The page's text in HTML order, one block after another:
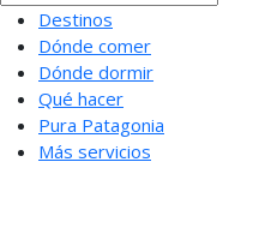
Destinos
Dónde comer
Dónde dormir
Qué hacer
Pura Patagonia
Más servicios